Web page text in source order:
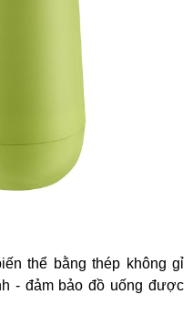
thể bằng thép không gỉ
- đảm bảo đồ uống được